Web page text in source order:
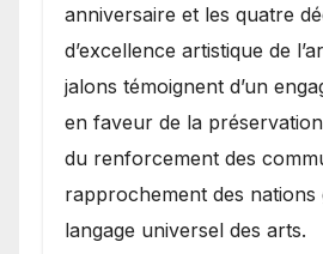
anniversaire et les quatre
d’excellence artistique de
jalons témoignent d’un
en faveur de la
du renforcement des
rapprochement des nations
langage universel des arts.